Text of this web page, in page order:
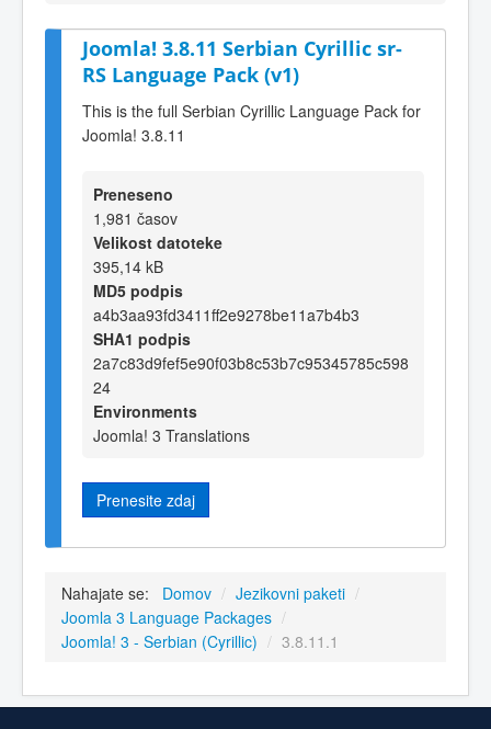
Joomla! 3.8.11 Serbian Cyrillic sr-
RS Language Pack (v1)
This is the full Serbian Cyrillic Language Pack for
Joomla! 3.8.11
Preneseno
1,981 časov
Velikost datoteke
395,14 kB
MD5 podpis
a4b3aa93fd3411ff2e9278be11a7b4b3
SHA1 podpis
2a7c83d9fef5e90f03b8c53b7c95345785c598
24
Environments
Joomla! 3 Translations
Prenesite zdaj
Nahajate se: Domov / Jezikovni paketi /
Joomla 3 Language Packages /
Joomla! 3 - Serbian (Cyrillic) / 3.8.11.1